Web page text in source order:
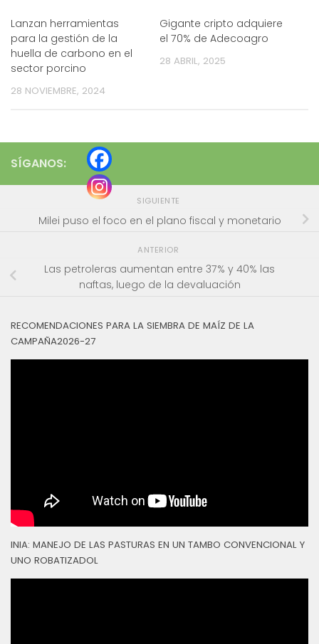
Lanzan herramientas
para la gestión de la
huella de carbono en el
sector porcino
28 NOVIEMBRE, 2024
Gigante cripto adquiere
el 70% de Adecoagro
28 ABRIL, 2025
SÍGANOS:
SIGUIENTE
Milei puso el foco en el plano fiscal y monetario
ANTERIOR
Las petroleras aumentan entre 37% y 40% las
naftas, luego de la devaluación
RECOMENDACIONES PARA LA SIEMBRA DE MAÍZ DE LA
CAMPAÑA2026-27
INIA: MANEJO DE LAS PASTURAS EN UN TAMBO CONVENCIONAL Y
UNO ROBATIZADOL